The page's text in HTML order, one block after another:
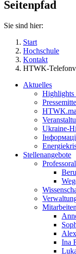
Seitenpfad
Sie sind hier:
Start
Hochschule
Kontakt
HTWK-
Aktuelles
Highlights
Ukraine-
Stellenangebote
Ina